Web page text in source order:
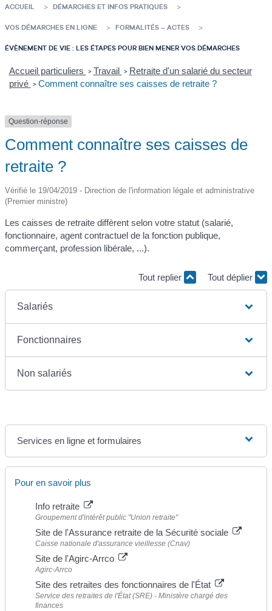
ACCUEIL DÉMARCHES ET INFOS PRATIQUES
VOS DÉMARCHES EN LIGNE FORMALITÉS – ACTES
ÉVÈNEMENT DE VIE : LES ÉTAPES POUR BIEN MENER VOS DÉMARCHES
Accueil particuliers > Travail > Retraite d'un salarié du secteur
privé > Comment connaître ses caisses de retraite ?
Question-réponse
Comment connaître ses caisses de
retraite ?
Vérifié le 19/04/2019 - Direction de l'information légale et administrative
(Premier ministre)
Les caisses de retraite diffèrent selon votre statut (salarié,
fonctionnaire, agent contractuel de la fonction publique,
commerçant, profession libérale, ...).
Tout replier Tout déplier
Salariés
Fonctionnaires
Non salariés
Services en ligne et formulaires
Pour en savoir plus
Info retraite
Groupement d'intérêt public "Union retraite"
Site de l'Assurance retraite de la Sécurité sociale
Caisse nationale d'assurance vieillesse (Cnav)
Site de l'Agirc-Arrco
Agirc-Arrco
Site des retraites des fonctionnaires de l'État
Service des retraites de l'État (SRE) - Ministère chargé des
finances